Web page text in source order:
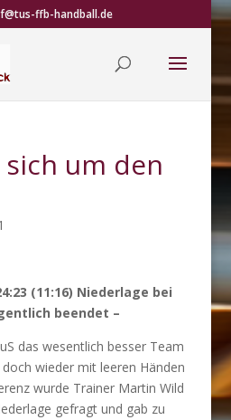
ffb-handball.de
um den
(11:16) Niederlage bei
beendet –
das wesentlich besser Team
wieder mit leeren Händen
wurde Trainer Martin Wild
gefragt und gab zu